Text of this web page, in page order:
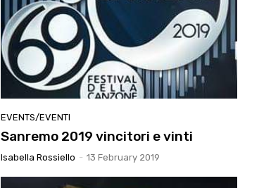
EVENTS/EVENTI
Sanremo 2019 vincitori e vinti
Isabella Rossiello - 13 February 2019